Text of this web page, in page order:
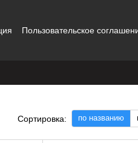
Пользовательское
Сортировка: по названию